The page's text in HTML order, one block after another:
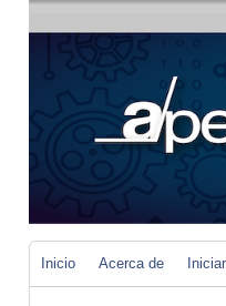
Inicio Acerca de